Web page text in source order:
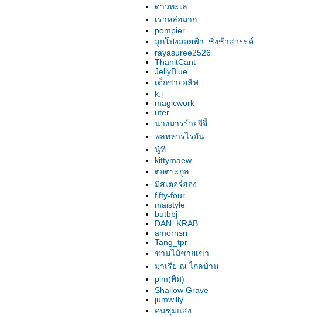
ดาวทะเล
เราหล่อมาก
pompier
ลูกโป่งลอยฟ้า_ชิงช้าสวรรค์
rayasuree2526
ThanitCant
JellyBlue
เด็กชายอลีฟ
k.j
magicwork
uter
นางมารร้ายจีจี้
พลทหารไรอัน
นู๋ที
kittymaew
ต่อตระกูล
มิสเตอร์ฮอง
fifty-four
maistyle
butbbj
DAN_KRAB
amornsri
Tang_tpr
ชานไม้ชายเขา
มาเรีย ณ ไกลบ้าน
pim(พิม)
Shallow Grave
jumwilly
คนชุมแสง